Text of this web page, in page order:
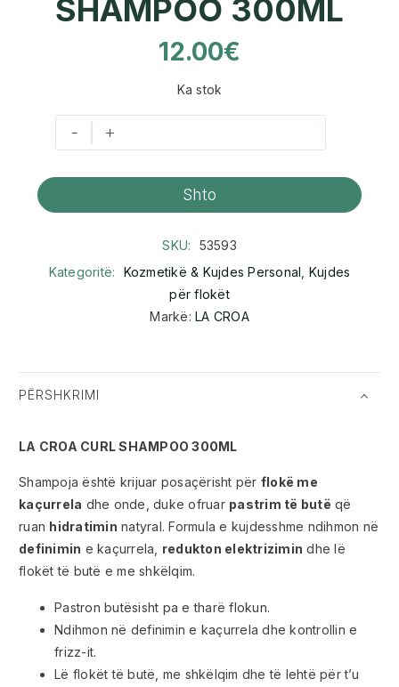
SHAMPOO 300ML
12.00€
Ka stok
- +
Shto
SKU:
53593
Kategoritë:
Kozmetikë & Kujdes Personal Kujdes
për flokët
Markë: LA CROA
PËRSHKRIMI
LA CROA CURL SHAMPOO 300ML
Shampoja është krijuar posaçërisht për flokë me
kaçurrela dhe onde, duke ofruar pastrim të butë që
ruan hidratimin natyral. Formula e kujdesshme ndihmon në
definimin e kaçurrela, redukton elektrizimin dhe lë
flokët të butë e me shkëlqim.
Pastron butësisht pa e tharë flokun.
Ndihmon në definimin e kaçurrela dhe kontrollin e
frizz-it.
Lë flokët të butë, me shkëlqim dhe të lehtë për t’u